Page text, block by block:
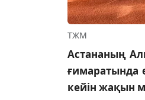
ТЖМ
Астананың
ғимаратында
кейін жақын